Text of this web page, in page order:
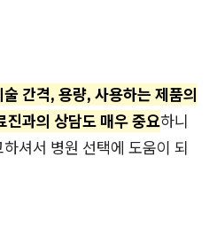
술 간격, 용량, 사용하는 제품의
진과의 상담도 매우 중요하니
셔서 병원 선택에 도움이 되